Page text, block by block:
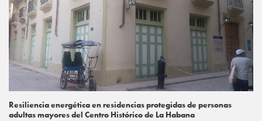
Resiliencia energética en residencias protegidas de personas
adultas mayores del Centro Histórico de La Habana